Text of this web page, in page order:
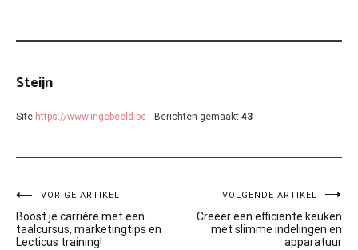
Steijn
Site https://www.ingebeeld.be Berichten gemaakt 43
Bericht
navigatie
VORIGE ARTIKEL
Boost je carrière met een
taalcursus, marketingtips en
Lecticus training!
VOLGENDE ARTIKEL
Creëer een efficiënte keuken
met slimme indelingen en
apparatuur